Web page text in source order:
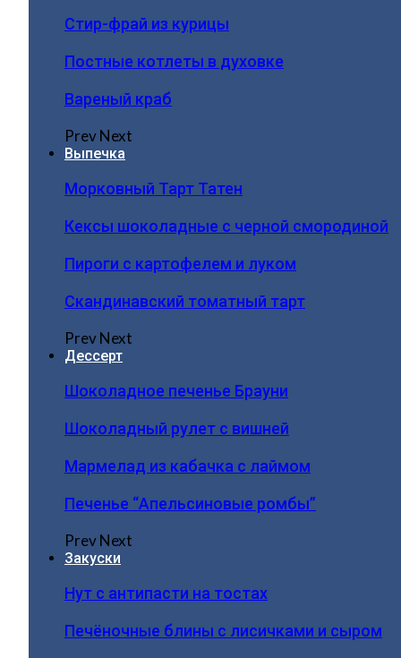
Стир-фрай из курицы
Постные котлеты в духовке
Вареный краб
PrevNext
Выпечка
Морковный Тарт Татен
Кексы шоколадные с черной смородиной
Пироги c картофелем и луком
Скандинавский томатный тарт
PrevNext
Дессерт
Шоколадное печенье Брауни
Шоколадный рулет с вишней
Мармелад из кабачка с лаймом
Печенье “Апельсиновые ромбы”
PrevNext
Закуски
Нут с антипасти на тостах
Печёночные блины с лисичками и сыром